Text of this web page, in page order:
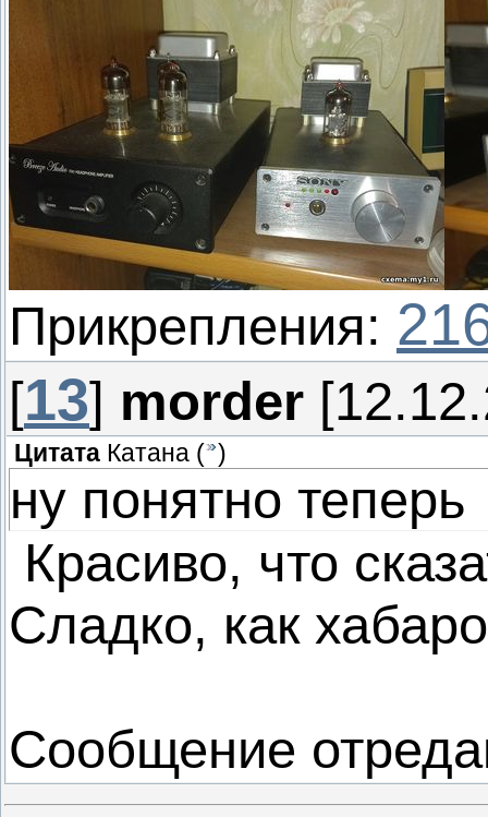
Прикрепления:
[13] morder
Цитата Катана ( )
ну понятно теперь
Красиво, что
Сладко, как
Сообщение